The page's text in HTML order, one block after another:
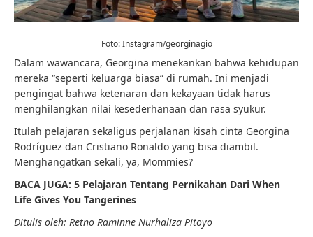
Foto: Instagram/georginagio
Dalam wawancara, Georgina menekankan bahwa kehidupan
mereka “seperti keluarga biasa” di rumah. Ini menjadi
pengingat bahwa ketenaran dan kekayaan tidak harus
menghilangkan nilai kesederhanaan dan rasa syukur.
Itulah pelajaran sekaligus perjalanan kisah cinta Georgina
Rodríguez dan Cristiano Ronaldo yang bisa diambil.
Menghangatkan sekali, ya, Mommies?
BACA JUGA: 5 Pelajaran Tentang Pernikahan Dari When
Life Gives You Tangerines
Ditulis oleh: Retno Raminne Nurhaliza Pitoyo